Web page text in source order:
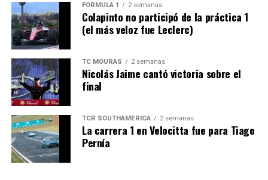
FÓRMULA 1 2 semanas
Colapinto no participó de la práctica 1
(el más veloz fue Leclerc)
TC MOURAS 2 semanas
Nicolás Jaime cantó victoria sobre el
final
TCR SOUTHAMERICA 2 semanas
La carrera 1 en Velocitta fue para Tiago
Pernía